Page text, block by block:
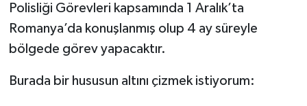
Polisliği Görevleri kapsamında 1 Aralık’ta
Romanya’da konuşlanmış olup 4 ay süreyle
bölgede görev yapacaktır.
Burada bir hususun altını çizmek istiyorum: